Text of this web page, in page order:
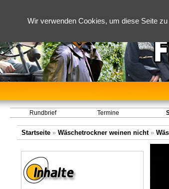
Wir verwenden Cookies, um diese Seite
Rundbrief Termine
Startseite » Wäschetrockner weinen nicht»